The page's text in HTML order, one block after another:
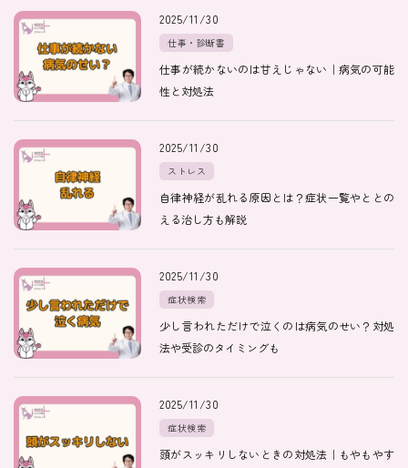
即日
LINE予約
即日
WEB予約
FAX
03-5989-0618
営業時間：10:00〜22:00
2025/11/30
仕事・診断書
仕事が続かないのは甘えじゃない｜病気の可能
性と対処法
2025/11/30
ストレス
自律神経が乱れる原因とは？症状一覧やととの
える治し方も解説
2025/11/30
症状検索
少し言われただけで泣くのは病気のせい？対処
法や受診のタイミングも
2025/11/30
症状検索
頭がスッキリしないときの対処法｜もやもやす